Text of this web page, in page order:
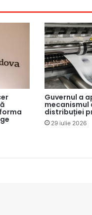
Guvernul a
mecanismul
distribuției
29 iulie 2026